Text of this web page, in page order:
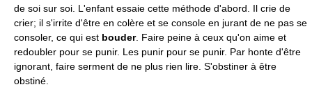
de soi sur soi. L'enfant essaie cette méthode d'abord. Il crie de
crier; il s'irrite d'être en colère et se console en jurant de ne pas se
consoler, ce qui est bouder. Faire peine à ceux qu'on aime et
redoubler pour se punir. Les punir pour se punir. Par honte d'être
ignorant, faire serment de ne plus rien lire. S'obstiner à être
obstiné.